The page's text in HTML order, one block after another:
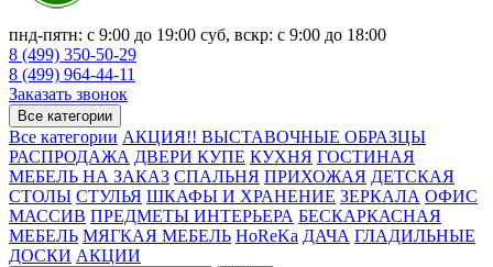
пнд-пятн: с 9:00 до 19:00 суб, вскр: с 9:00 до 18:00
8 (499) 350-50-29
8 (499) 964-44-11
Заказать звонок
Все категории
Все категории АКЦИЯ!! ВЫСТАВОЧНЫЕ ОБРАЗЦЫ
РАСПРОДАЖА ДВЕРИ КУПЕ КУХНЯ ГОСТИНАЯ
МЕБЕЛЬ НА ЗАКАЗ СПАЛЬНЯ ПРИХОЖАЯ ДЕТСКАЯ
СТОЛЫ СТУЛЬЯ ШКАФЫ И ХРАНЕНИЕ ЗЕРКАЛА ОФИС
МАССИВ ПРЕДМЕТЫ ИНТЕРЬЕРА БЕСКАРКАСНАЯ
МЕБЕЛЬ МЯГКАЯ МЕБЕЛЬ HoReKa ДАЧА ГЛАДИЛЬНЫЕ
ДОСКИ АКЦИИ